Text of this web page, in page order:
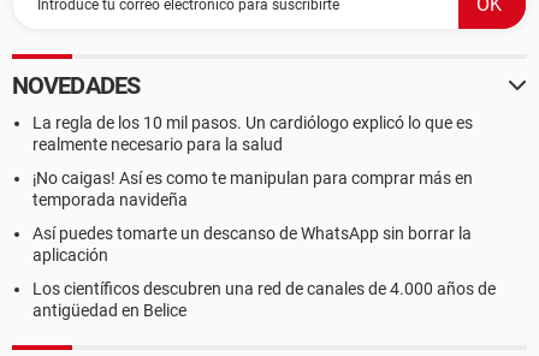
NOVEDADES
La regla de los 10 mil pasos. Un cardiólogo explicó lo que es
realmente necesario para la salud
¡No caigas! Así es como te manipulan para comprar más en
temporada navideña
Así puedes tomarte un descanso de WhatsApp sin borrar la
aplicación
Los científicos descubren una red de canales de 4.000 años de
antigüedad en Belice